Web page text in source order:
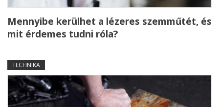
Mennyibe kerülhet a lézeres szemműtét, és
mit érdemes tudni róla?
TECHNIKA